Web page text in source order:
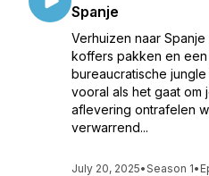
Spanje
Verhuizen naar
koffers pakken en
bureaucratische
vooral als het gaat om
aflevering ontrafelen
verwarrend...
July 20, 2025•Season 1•